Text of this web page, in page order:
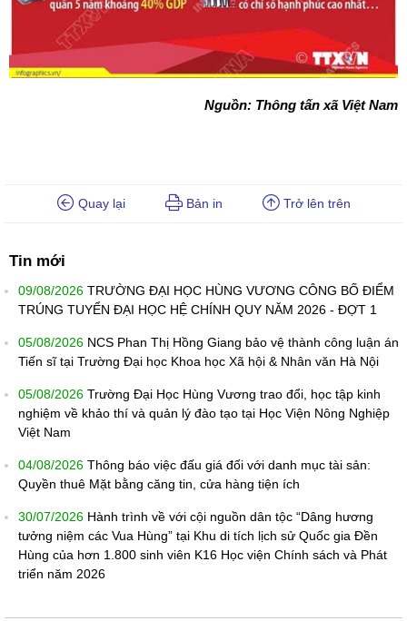
Nguồn: Thông tấn xã Việt Nam
Quay lại Bản in Trở lên trên
Tin mới
09/08/2026 TRƯỜNG ĐẠI HỌC HÙNG VƯƠNG CÔNG BỐ ĐIỂM
TRÚNG TUYỂN ĐẠI HỌC HỆ CHÍNH QUY NĂM 2026 - ĐỢT 1
05/08/2026 NCS Phan Thị Hồng Giang bảo vệ thành công luận án
Tiến sĩ tại Trường Đại học Khoa học Xã hội & Nhân văn Hà Nội
05/08/2026 Trường Đại Học Hùng Vương trao đổi, học tập kinh
nghiệm về khảo thí và quản lý đào tạo tại Học Viện Nông Nghiệp
Việt Nam
04/08/2026 Thông báo việc đấu giá đối với danh mục tài sản:
Quyền thuê Mặt bằng căng tin, cửa hàng tiện ích
30/07/2026 Hành trình về với cội nguồn dân tộc “Dâng hương
tưởng niệm các Vua Hùng” tại Khu di tích lịch sử Quốc gia Đền
Hùng của hơn 1.800 sinh viên K16 Học viện Chính sách và Phát
triển năm 2026